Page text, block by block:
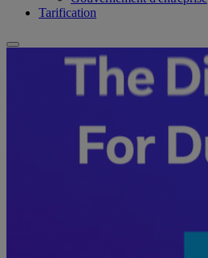
Tarification